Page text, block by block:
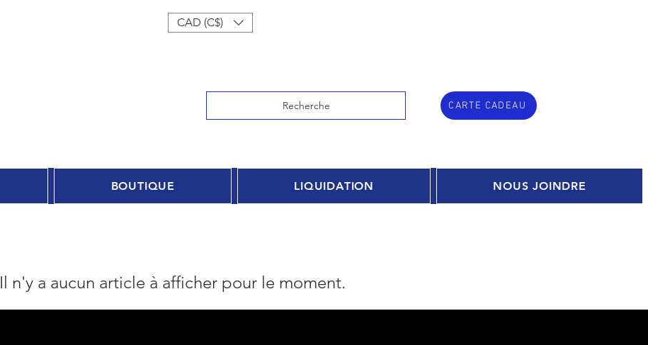
CAD (C$)
Recherche CARTE CADEAU
BOUTIQUE LIQUIDATION NOUS JOINDRE
Il n'y a aucun article à afficher pour le moment.